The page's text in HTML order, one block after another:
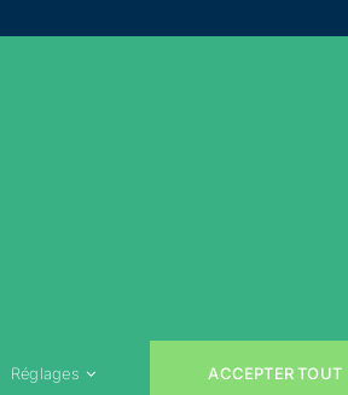
Réglages ACCEPTER TOUT